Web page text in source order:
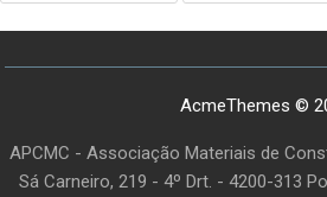
AcmeThemes ©
APCMC - Associação Materiais de
Sá Carneiro, 219 - 4º Drt. - 4200-313